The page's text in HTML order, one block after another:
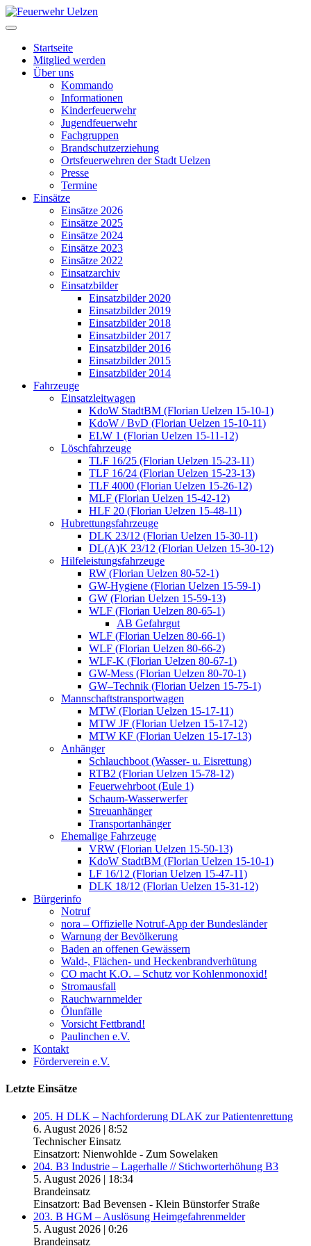
Startseite
Mitglied werden
Über uns
Kommando
Informationen
Kinderfeuerwehr
Jugendfeuerwehr
Fachgruppen
Brandschutzerziehung
Ortsfeuerwehren der Stadt Uelzen
Presse
Termine
Einsätze
Einsätze 2026
Einsätze 2025
Einsätze 2024
Einsätze 2023
Einsätze 2022
Einsatzarchiv
Einsatzbilder
Einsatzbilder 2020
Einsatzbilder 2019
Einsatzbilder 2018
Einsatzbilder 2017
Einsatzbilder 2016
Einsatzbilder 2015
Einsatzbilder 2014
Fahrzeuge
Einsatzleitwagen
KdoW StadtBM (Florian Uelzen 15-10-1)
KdoW / BvD (Florian Uelzen 15-10-11)
ELW 1 (Florian Uelzen 15-11-12)
Löschfahrzeuge
TLF 16/25 (Florian Uelzen 15-23-11)
TLF 16/24 (Florian Uelzen 15-23-13)
TLF 4000 (Florian Uelzen 15-26-12)
MLF (Florian Uelzen 15-42-12)
HLF 20 (Florian Uelzen 15-48-11)
Hubrettungsfahrzeuge
DLK 23/12 (Florian Uelzen 15-30-11)
DL(A)K 23/12 (Florian Uelzen 15-30-12)
Hilfeleistungsfahrzeuge
RW (Florian Uelzen 80-52-1)
GW-Hygiene (Florian Uelzen 15-59-1)
GW (Florian Uelzen 15-59-13)
WLF (Florian Uelzen 80-65-1)
AB Gefahrgut
WLF (Florian Uelzen 80-66-1)
WLF (Florian Uelzen 80-66-2)
WLF-K (Florian Uelzen 80-67-1)
GW-Mess (Florian Uelzen 80-70-1)
GW–Technik (Florian Uelzen 15-75-1)
Mannschaftstransportwagen
MTW (Florian Uelzen 15-17-11)
MTW JF (Florian Uelzen 15-17-12)
MTW KF (Florian Uelzen 15-17-13)
Anhänger
Schlauchboot (Wasser- u. Eisrettung)
RTB2 (Florian Uelzen 15-78-12)
Feuerwehrboot (Eule 1)
Schaum-Wasserwerfer
Streuanhänger
Transportanhänger
Ehemalige Fahrzeuge
VRW (Florian Uelzen 15-50-13)
KdoW StadtBM (Florian Uelzen 15-10-1)
LF 16/12 (Florian Uelzen 15-47-11)
DLK 18/12 (Florian Uelzen 15-31-12)
Bürgerinfo
Notruf
nora – Offizielle Notruf-App der Bundesländer
Warnung der Bevölkerung
Baden an offenen Gewässern
Wald-, Flächen- und Heckenbrandverhütung
CO macht K.O. – Schutz vor Kohlenmonoxid!
Stromausfall
Rauchwarnmelder
Ölunfälle
Vorsicht Fettbrand!
Paulinchen e.V.
Kontakt
Förderverein e.V.
Letzte Einsätze
205. H DLK – Nachforderung DLAK zur Patientenrettung
6. August 2026 | 8:52
Technischer Einsatz
Einsatzort: Nienwohlde - Zum Sowelaken
204. B3 Industrie – Lagerhalle // Stichworterhöhung B3
5. August 2026 | 18:34
Brandeinsatz
Einsatzort: Bad Bevensen - Klein Bünstorfer Straße
203. B HGM – Auslösung Heimgefahrenmelder
5. August 2026 | 0:26
Brandeinsatz